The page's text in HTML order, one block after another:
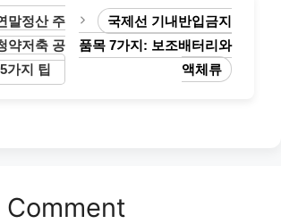
말정산 주
약저축 공
가지 팁
국제선 기내반입금지
품목 7가지: 보조배터리와
액체류
Comment